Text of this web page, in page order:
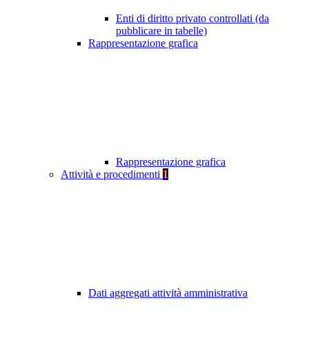
Enti di diritto privato controllati (da
pubblicare in tabelle)
Rappresentazione grafica
Rappresentazione grafica
Attività e procedimenti 1
Dati aggregati attività amministrativa